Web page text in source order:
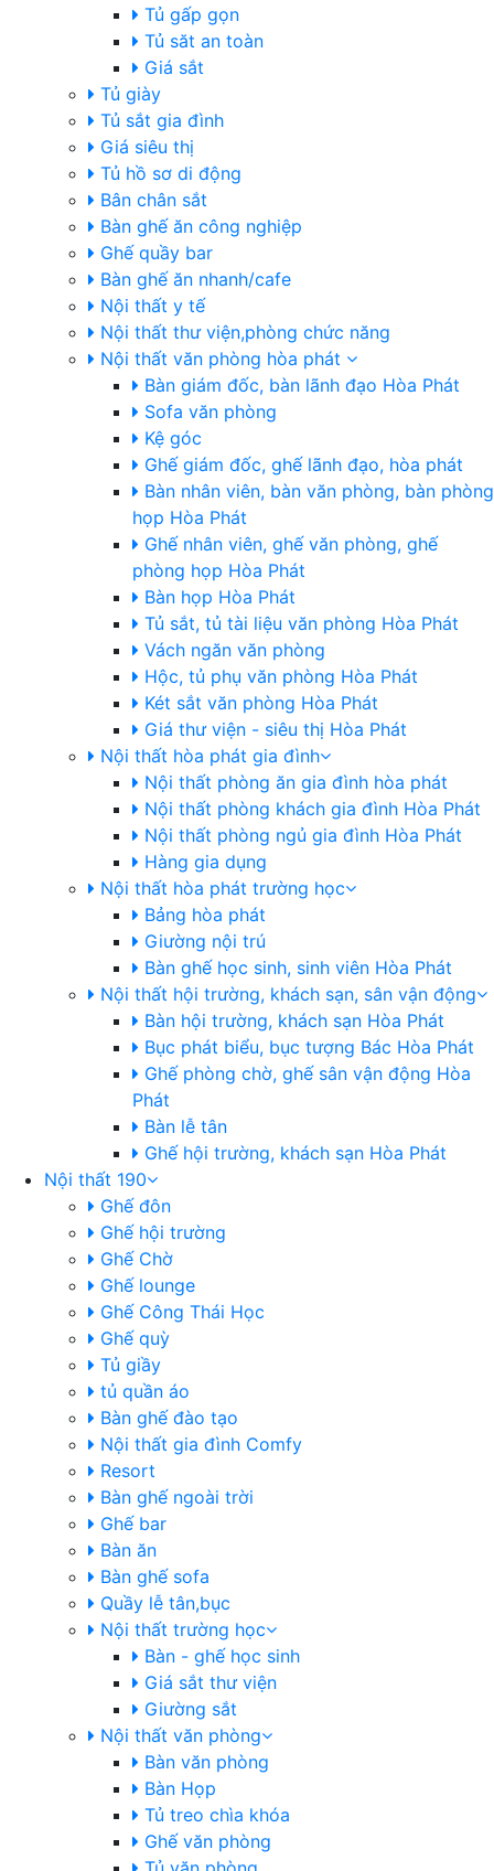
Tủ gấp gọn
Tủ săt an toàn
Giá sắt
Tủ giày
Tủ sắt gia đình
Giá siêu thị
Tủ hồ sơ di động
Bân chân sắt
Bàn ghế ăn công nghiệp
Ghế quầy bar
Bàn ghế ăn nhanh/cafe
Nội thất y tế
Nội thất thư viện,phòng chức năng
Nội thất văn phòng hòa phát
Bàn giám đốc, bàn lãnh đạo Hòa Phát
Sofa văn phòng
Kệ góc
Ghế giám đốc, ghế lãnh đạo, hòa phát
Bàn nhân viên, bàn văn phòng, bàn phòng
họp Hòa Phát
Ghế nhân viên, ghế văn phòng, ghế
phòng họp Hòa Phát
Bàn họp Hòa Phát
Tủ sắt, tủ tài liệu văn phòng Hòa Phát
Vách ngăn văn phòng
Hộc, tủ phụ văn phòng Hòa Phát
Két sắt văn phòng Hòa Phát
Giá thư viện - siêu thị Hòa Phát
Nội thất hòa phát gia đình
Nội thất phòng ăn gia đình hòa phát
Nội thất phòng khách gia đình Hòa Phát
Nội thất phòng ngủ gia đình Hòa Phát
Hàng gia dụng
Nội thất hòa phát trường học
Bảng hòa phát
Giường nội trú
Bàn ghế học sinh, sinh viên Hòa Phát
Nội thất hội trường, khách sạn, sân vận động
Bàn hội trường, khách sạn Hòa Phát
Bục phát biểu, bục tượng Bác Hòa Phát
Ghế phòng chờ, ghế sân vận động Hòa
Phát
Bàn lễ tân
Ghế hội trường, khách sạn Hòa Phát
Nội thất 190
Ghế đôn
Ghế hội trường
Ghế Chờ
Ghế lounge
Ghế Công Thái Học
Ghế quỳ
Tủ giầy
tủ quần áo
Bàn ghế đào tạo
Nội thất gia đình Comfy
Resort
Bàn ghế ngoài trời
Ghế bar
Bàn ăn
Bàn ghế sofa
Quầy lễ tân,bục
Nội thất trường học
Bàn - ghế học sinh
Giá sắt thư viện
Giường sắt
Nội thất văn phòng
Bàn văn phòng
Bàn Họp
Tủ treo chìa khóa
Ghế văn phòng